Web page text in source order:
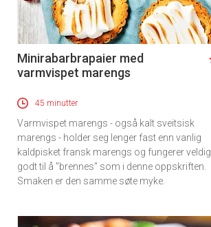
Minirabarbrapaier med
varmvispet marengs
45 minutter
Varmvispet marengs - også kalt sveitsisk
marengs - holder seg lenger fast enn vanlig
kaldpisket fransk marengs og fungerer veldig
godt til å "brennes" som i denne oppskriften.
Smaken er den samme søte myke.